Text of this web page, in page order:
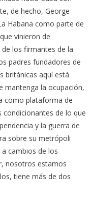
de hecho, George
Habana como parte de
vinieron de
los firmantes de la
padres fundadores de
británicas aquí está
mantenga la ocupación,
como plataforma de
condicionantes de lo que
y la guerra de
sobre su metrópoli
cambios de los
nosotros estamos
tiene más de dos